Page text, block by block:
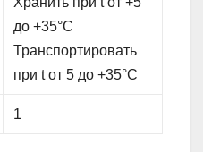
до +35°C
Транспортировать
при t от 5 до +35°C
1